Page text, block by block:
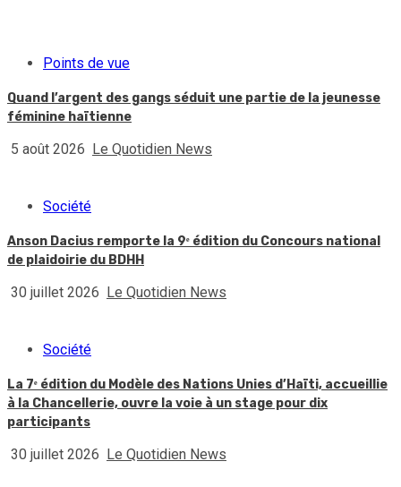
Points de vue
Quand l’argent des gangs séduit une partie de la jeunesse
féminine haïtienne
5 août 2026 Le Quotidien News
Société
Anson Dacius remporte la 9ᵉ édition du Concours national
de plaidoirie du BDHH
30 juillet 2026 Le Quotidien News
Société
La 7ᵉ édition du Modèle des Nations Unies d’Haïti, accueillie
à la Chancellerie, ouvre la voie à un stage pour dix
participants
30 juillet 2026 Le Quotidien News